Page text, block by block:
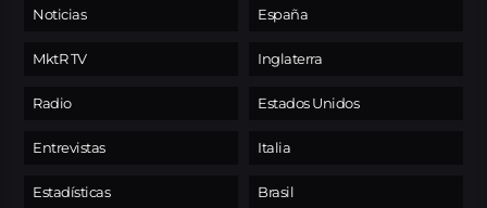
Noticias
MktR TV
Radio
Entrevistas
Estadísticas
España
Inglaterra
Estados Unidos
Italia
Brasil